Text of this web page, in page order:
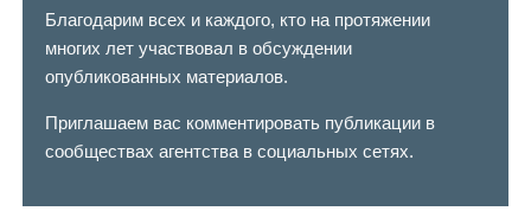
Благодарим всех и каждого, кто на протяжении
многих лет участвовал в обсуждении
опубликованных материалов.
Приглашаем вас комментировать публикации в
сообществах агентства в социальных сетях.